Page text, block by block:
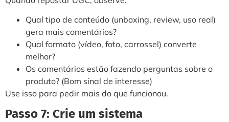
Qual tipo de conteúdo (unboxing, review, uso real)
gera mais comentários?
Qual formato (vídeo, foto, carrossel) converte
melhor?
Os comentários estão fazendo perguntas sobre o
produto? (Bom sinal de interesse)
Use isso para pedir mais do que funcionou.
Passo 7: Crie um sistema